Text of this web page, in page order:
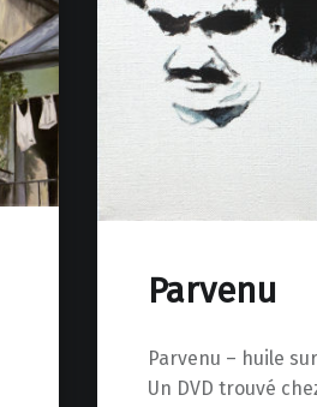
Parvenu
Parvenu – huile
Un DVD trouvé